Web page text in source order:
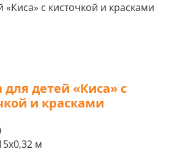
«Киса» с кисточкой и красками
для детей «Киса» с
и красками
м